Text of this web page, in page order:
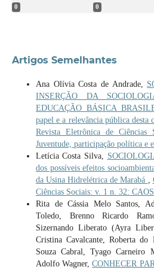
0 0
Artigos Semelhantes
Ana Olívia Costa de Andrade,
INSERÇÃO DA
EDUCAÇÃO BÁSICA
papel e a relevância pública desta
Revista Eletrônica de
Juventude, participação política e
Letícia Costa Silva,
dos possíveis efeitos
da Usina Hidrelétrica de Marabá ,
Ciências Sociais: v. 1 n. 32:
Rita de Cássia Melo Santos,
Toledo, Brenno Ricardo
Sizernando Liberato (Ayra
Cristina Cavalcante, Roberta
Souza Cabral, Tyago Carneiro
Adolfo Wagner,CONHECER